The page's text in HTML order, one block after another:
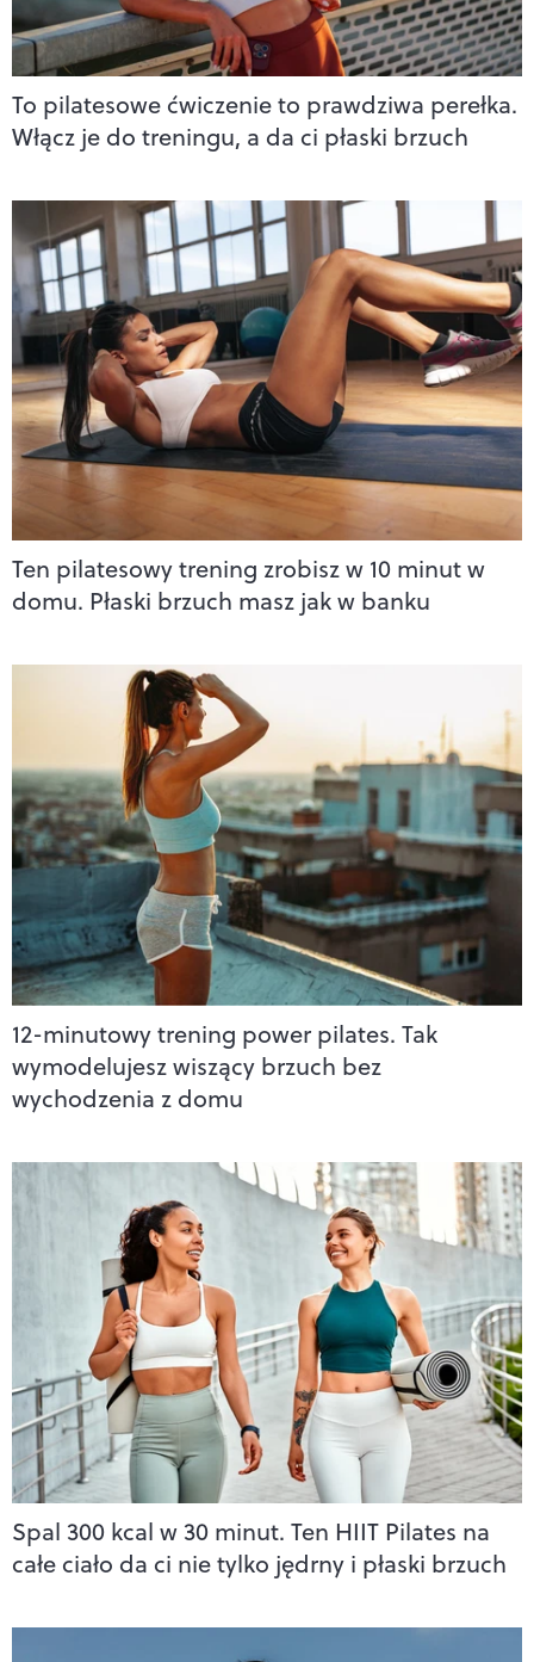
To pilatesowe ćwiczenie to prawdziwa perełka.
Włącz je do treningu, a da ci płaski brzuch
Ten pilatesowy trening zrobisz w 10 minut w
domu. Płaski brzuch masz jak w banku
12-minutowy trening power pilates. Tak
wymodelujesz wiszący brzuch bez
wychodzenia z domu
Spal 300 kcal w 30 minut. Ten HIIT Pilates na
całe ciało da ci nie tylko jędrny i płaski brzuch